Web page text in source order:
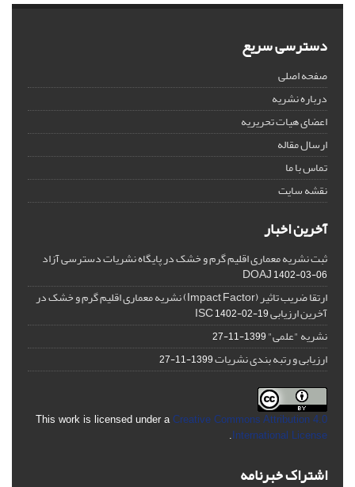
دسترسی سریع
صفحه اصلی
درباره نشریه
اعضای هیات تحریریه
ارسال مقاله
تماس با ما
نقشه سایت
آخرین اخبار
ثبت نشریه معماری اقلیم گرم و خشک در پایگاه نشریات دسترسی آزاد
DOAJ1402-03-06
ارتقا ضریب تاثیر (Impact Factor) نشریه معماری اقلیم گرم و خشک در
آخرین ارزیابی ISC1402-02-19
نشریه "علمی"1399-11-27
ارزیابی و رتبه بندی نشریات1399-11-27
This work is licensed under a Creative Commons Attribution 4.0
International License
.
اشتراک خبرنامه